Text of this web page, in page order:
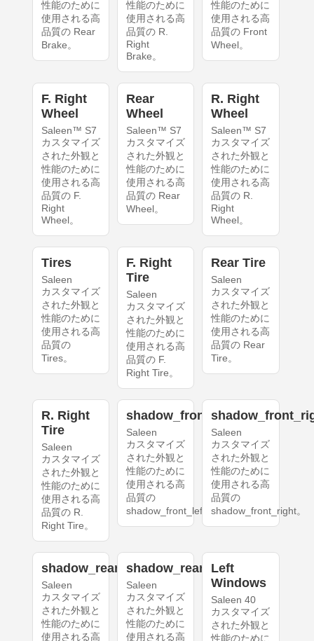
性能のために
使用される高
品質の Rear
Brake。
性能のために
使用される高
品質の R.
Right
Brake。
性能のために
使用される高
品質の Front
Wheel。
F. Right
Wheel
Saleen™ S7
カスタマイズ
された外観と
性能のために
使用される高
品質の F.
Right
Wheel。
Rear
Wheel
Saleen™ S7
カスタマイズ
された外観と
性能のために
使用される高
品質の Rear
Wheel。
R. Right
Wheel
Saleen™ S7
カスタマイズ
された外観と
性能のために
使用される高
品質の R.
Right
Wheel。
Tires
Saleen
カスタマイズ
された外観と
性能のために
使用される高
品質の
Tires。
F. Right
Tire
Saleen
カスタマイズ
された外観と
性能のために
使用される高
品質の F.
Right Tire。
Rear Tire
Saleen
カスタマイズ
された外観と
性能のために
使用される高
品質の Rear
Tire。
R. Right
Tire
Saleen
カスタマイズ
された外観と
性能のために
使用される高
品質の R.
Right Tire。
shadow_front_left
Saleen
カスタマイズ
された外観と
性能のために
使用される高
品質の
shadow_front_left。
Saleen
カスタマイズ
された外観と
性能のために
使用される高
品質の
shadow_front_right。
shadow_rear_left
Saleen
カスタマイズ
された外観と
性能のために
使用される高
shadow_rear_right
Saleen
カスタマイズ
された外観と
性能のために
使用される高
Left
Windows
Saleen 40
カスタマイズ
された外観と
性能のために